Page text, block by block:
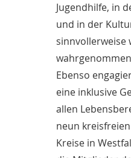
Jugendhilfe, in
und in der
sinnvollerweise
Ebenso
eine inklusive
allen
neun
Kreise in